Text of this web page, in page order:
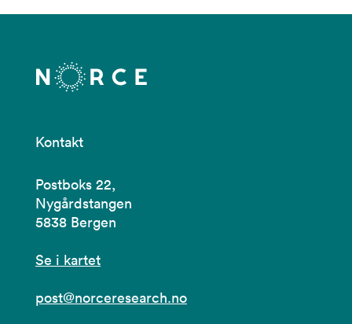
Kontakt
Postboks 22,
Nygårdstangen
5838 Bergen
Se i kartet
post@norceresearch.no